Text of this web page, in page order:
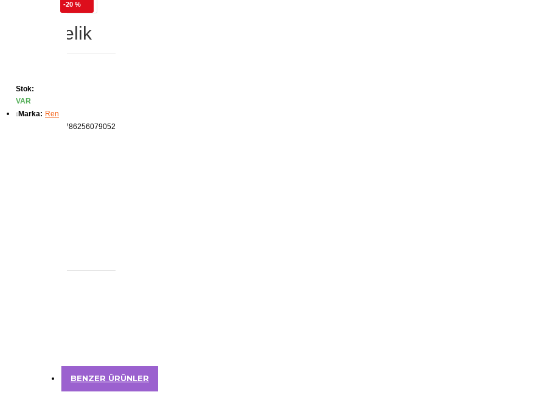
-20 %
Özçelik
Stok:
VAR
Marka: Ren
9786256079052
BENZER ÜRÜNLER